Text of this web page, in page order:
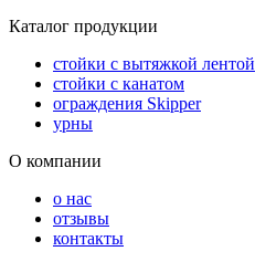
Каталог продукции
стойки с вытяжкой лентой
стойки с канатом
ограждения Skipper
урны
О компании
о нас
отзывы
контакты